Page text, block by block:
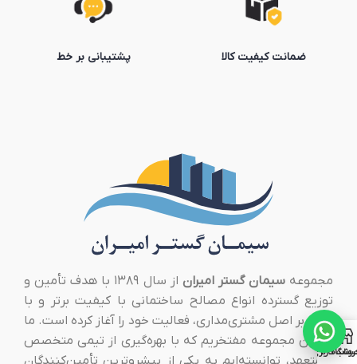
ضمانت کیفیت کالا پشتیبانی بر خط
مجموعهسیمان گستر امیران
از سال ۱۳۸۹ با هدف تأمین و
توزیع گسترده انواع مصالح ساختمانی با کیفیت برتر و با
تکیه بر اصل مشتری‌مداری، فعالیت خود را آغاز کرده است. ما
در این مجموعه مفتخریم که با بهره‌گیری از تیمی متخصص
کاربری من